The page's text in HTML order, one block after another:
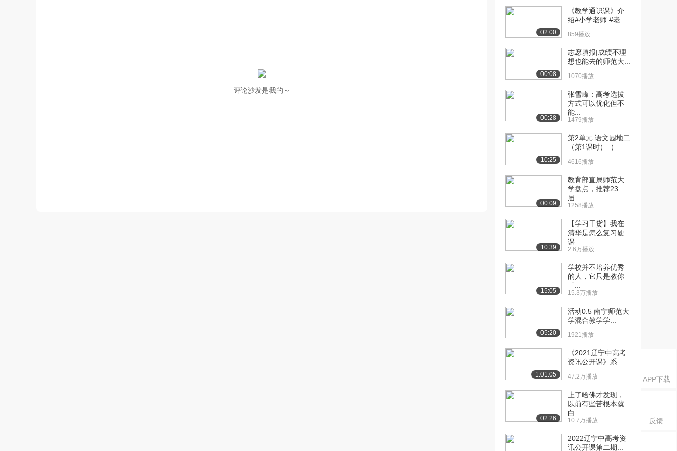
APP下载
反馈
评论沙发是我的～
[10] 南宁师范大学公开
课：优秀学员作品展...
1.6万播放
09:21
[11] 南宁师范大学公开
03:51
[12] 南宁师范大学公开
课：优秀学员作品展...
04:49
[13] 南宁师范大学公开
课：优秀学员作品展...
03:36
[14] 南宁师范大学公开
课：优秀学员作品展...
02:09
[15] 南宁师范大学公开
课：优秀学员作品展...
课：优秀学员作品展...
课：优秀学员作品展...
[18] 南宁师范大学公开
课：优秀学员作品展...
9508播放
[19] 南宁师范大学公开
课：优秀学员作品展...
9853播放
[20] 南宁师范大学公开
8880播放
02:00
《教学通识课》介
绍#小学老师 #老...
859播放
00:08
志愿填报|成绩不理
想也能去的师范大...
1070播放
00:28
张雪峰：高考选拔
方式可以优化但不
能...
1479播放
10:25
第2单元 语文园地二
（第1课时）（...
4616播放
00:09
教育部直属师范大
学盘点，推荐23
届...
1258播放
10:39
【学习干货】我在
清华是怎么复习硬
课...
2.6万播放
15:05
学校并不培养优秀
的人，它只是教你
「...
15.3万播放
05:20
活动0.5 南宁师范大
学混合教学学...
1921播放
1:01:05
《2021辽宁中高考
资讯公开课》系...
47.2万播放
02:26
上了哈佛才发现，
以前有些苦根本就
白...
10.7万播放
2022辽宁中高考资
讯公开课第二期...